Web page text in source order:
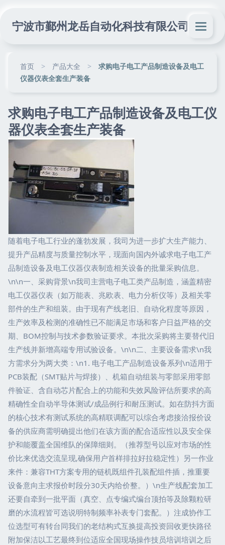
宁波市鄞州龙岳自动化科技有限公司
首页 > 产品大全 >
求购电子电工产品制造设备及电工
仪器仪表全套生产装备
求购电子电工产品制造设备及电工仪
器仪表全套生产装备
随着电子电工行业的蓬勃发展，我司为进一步扩大生产能力、
提升产品精度与质量控制水平，现面向国内外诚求电子电工产
品制造设备及电工仪器仪表制造相关设备的批量采购信息。
\n\n一、采购背景\n我司主营电子电工类产品制造，涵盖精密
电工仪器仪表（如万能表、兆欧表、电力分析仪等）及相关零
部件的生产和组装。由于现有产线老旧、自动化程度等原因，
生产效率及检测的准确性已不能满足市场和客户日益严格的交
期、BOM控制与技术参数验证要求。本批次采购将主要替代旧
生产线并新增高端专用试验设备。\n\n二、主要设备需求\n我
方需求分为两大类：\n1. 电子电工产品制造设备系列\n适用于
PCB装配（SMT贴片与焊接）、机箱自动组装与零部采用零部
件验证、含自动芯片配合上的功能和失效风险评估所要求的高
精确性全自动半导体测试/成品例行和耐压测试。如在防抖方面
的核心技术有测试系统的高精联调配可以综合考虑接洽报价设
备的供应商需明确提出他们在该方面的配合适应性以及安全保
护和能覆盖全国维队的保障细则。（推荐型号以应对市场的性
价比来优选交流呈现,确保用户首样排拉好拉稳定性）另一作业
来件：兼容THT方案专用的链机既组件孔装配组件插，推重要
设备意向主求报价时段分30天内给价整。）\n生产线配套加工
还要自牵到一批平面（真空、点专编式编台顶拍等及除颗粒研
磨的水流程皆可选说明特制频率补表专门套配。）注成协作工
位选型可有转台同我们的老结构式互换提高投资回收更快路径
附加保洁以工艺最终到位适应全国现场操作技员培训培训之后